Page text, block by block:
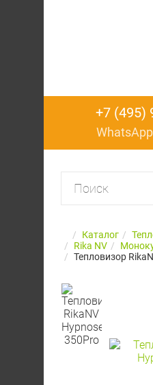
Каталог
Rika NV
Тепловизор
+7 (495)
WhatsApp